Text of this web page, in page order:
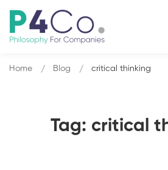
Tag: critical
Home Blog critical thinking